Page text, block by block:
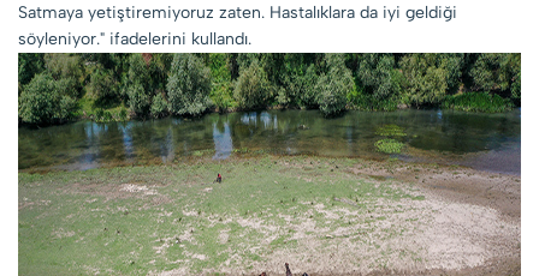
Satmaya yetiştiremiyoruz zaten. Hastalıklara da iyi geldiği
söyleniyor." ifadelerini kullandı.